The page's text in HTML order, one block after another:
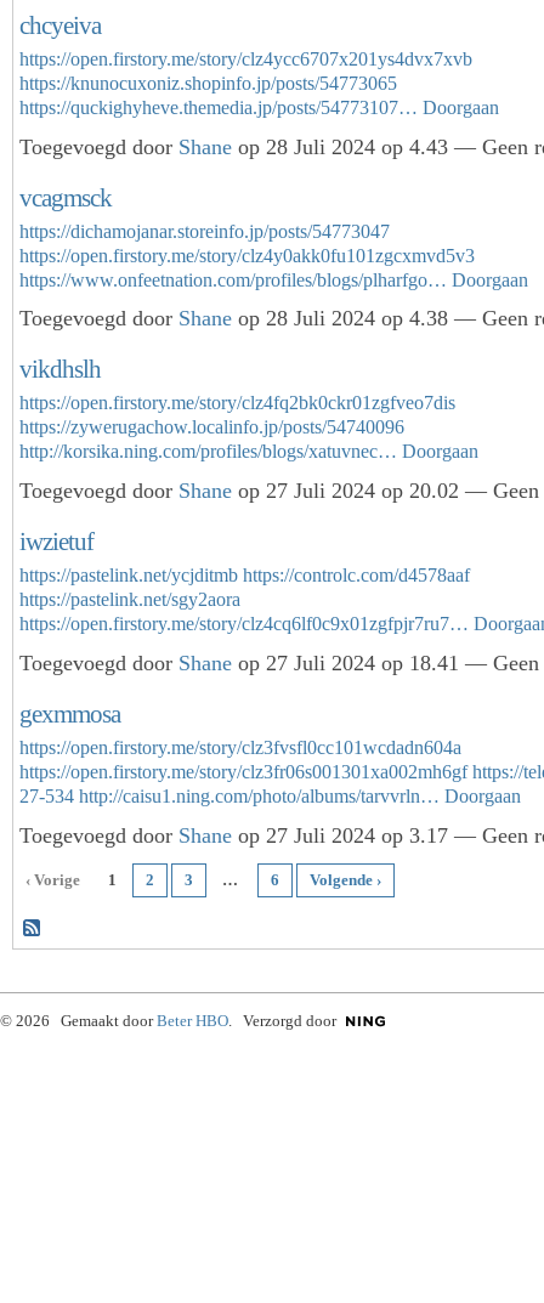
chcyeiva
https://open.firstory.me/story/clz4ycc6707x201ys4dvx7xvb
https://knunocuxoniz.shopinfo.jp/posts/54773065
https://quckighyheve.themedia.jp/posts/54773107… Doorgaan
Toegevoegd door Shane op 28 Juli 2024 op 4.43 — Geen
vcagmsck
https://dichamojanar.storeinfo.jp/posts/54773047
https://open.firstory.me/story/clz4y0akk0fu101zgcxmvd5v3
https://www.onfeetnation.com/profiles/blogs/plharfgo… Doorgaan
Toegevoegd door Shane op 28 Juli 2024 op 4.38 — Geen
vikdhslh
https://open.firstory.me/story/clz4fq2bk0ckr01zgfveo7dis
https://zywerugachow.localinfo.jp/posts/54740096
http://korsika.ning.com/profiles/blogs/xatuvnec… Doorgaan
Toegevoegd door Shane op 27 Juli 2024 op 20.02 — Geen
iwzietuf
https://pastelink.net/ycjditmb https://controlc.com/d4578aaf
https://pastelink.net/sgy2aora
https://open.firstory.me/story/clz4cq6lf0c9x01zgfpjr7ru7…
Toegevoegd door Shane op 27 Juli 2024 op 18.41 — Geen
gexmmosa
https://open.firstory.me/story/clz3fvsfl0cc101wcdadn604a
https://open.firstory.me/story/clz3fr06s001301xa002mh6gf https://
27-534 http://caisu1.ning.com/photo/albums/tarvvrln… Doorgaan
Toegevoegd door Shane op 27 Juli 2024 op 3.17 — Geen
‹ Vorige 1 2 3 … 6 Volgende ›
© 2026 Gemaakt doorBeter HBO. Verzorgd door